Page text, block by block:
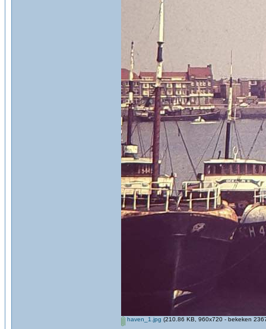
haven_1.jpg (210.86 KB, 960x720 - bekeken